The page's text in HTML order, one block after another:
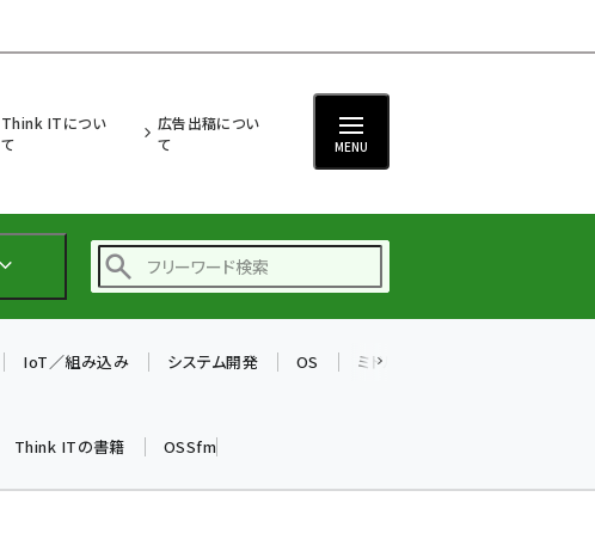
Think ITについ
て
広告出稿につい
て
MENU
仲間と築いた勝利の絆～
IoT／組み込み システム開発 OS ミドルウェア
Think ITの書籍 OSSfm